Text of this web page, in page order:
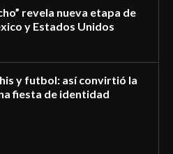
revela nueva etapa de
y Estados Unidos
y futbol: así convirtió la
fiesta de identidad